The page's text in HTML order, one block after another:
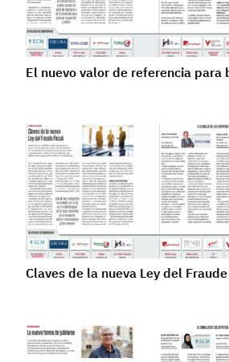
El nuevo valor de referencia para
Claves de la nueva Ley del